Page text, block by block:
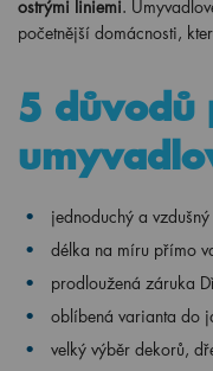
ostrými liniemi.
početnější domácnosti,
5 důvodů
jednoduchý a
délka na míru přímo
prodloužená záruka
oblíbená varianta do
velký výběr dekorů,